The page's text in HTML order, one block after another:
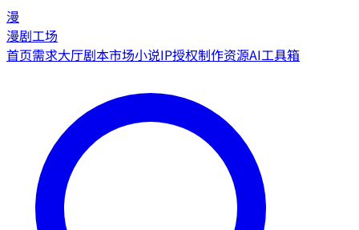
漫
漫剧工场
首页需求大厅剧本市场小说IP授权制作资源AI工具箱